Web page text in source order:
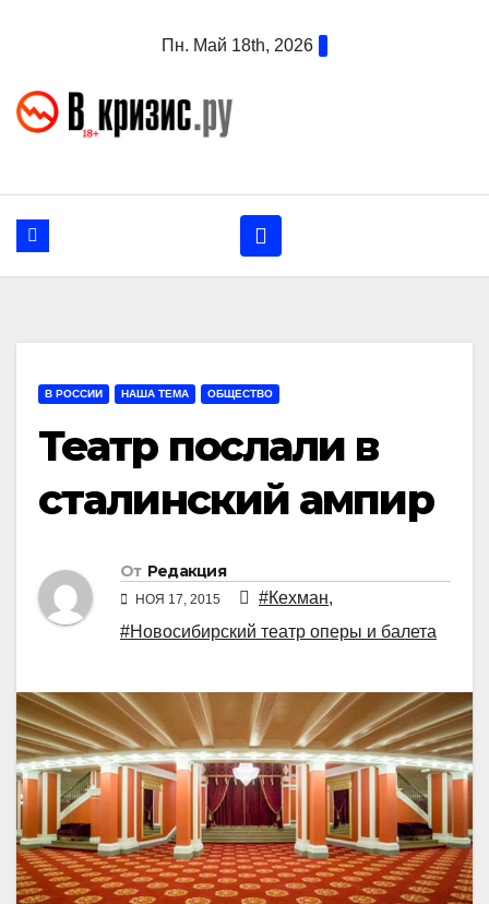
Пн. Май 18th, 2026
В РОССИИ НАША ТЕМА ОБЩЕСТВО
Театр послали в
сталинский ампир
От Редакция
НОЯ 17, 2015 #Кехман,
#Новосибирский театр оперы и балета